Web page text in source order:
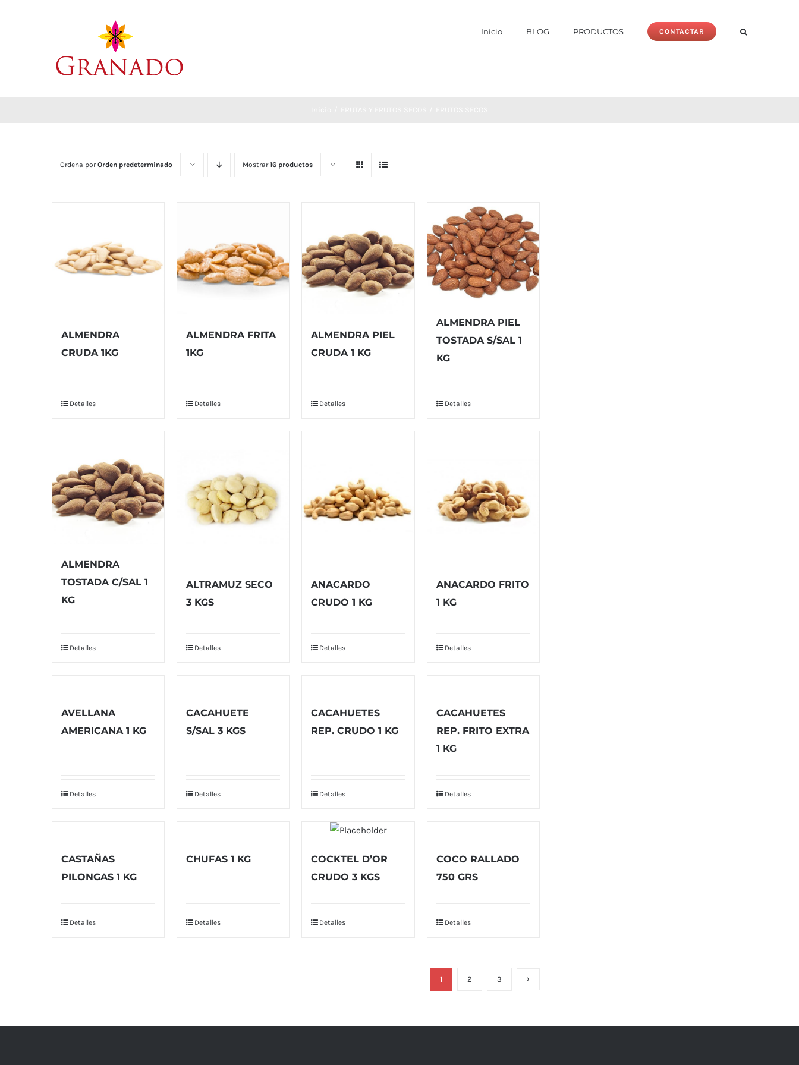
Inicio BLOG PRODUCTOS CONTACTAR
Ordena porOrden predeterminado Mostrar16 productos
ALMENDRA
CRUDA 1KG
Detalles
ALMENDRA FRITA
1KG
Detalles
ALMENDRA PIEL
CRUDA 1 KG
Detalles
ALMENDRA PIEL
TOSTADA S/SAL 1
KG
Detalles
ALMENDRA
TOSTADA C/SAL 1
KG
Detalles
ALTRAMUZ SECO
3 KGS
Detalles
ANACARDO
CRUDO 1 KG
Detalles
ANACARDO FRITO
1 KG
Detalles
AVELLANA
AMERICANA 1 KG
Detalles
CACAHUETE
S/SAL 3 KGS
Detalles
CACAHUETES
REP. CRUDO 1 KG
Detalles
CACAHUETES
REP. FRITO EXTRA
1 KG
Detalles
CASTAÑAS
PILONGAS 1 KG
Detalles
CHUFAS 1 KG
Detalles
COCKTEL D’OR
CRUDO 3 KGS
Detalles
COCO RALLADO
750 GRS
Detalles
1 2 3